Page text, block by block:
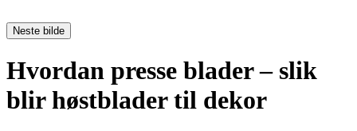
Neste bilde
Hvordan presse blader – slik
blir høstblader til dekor